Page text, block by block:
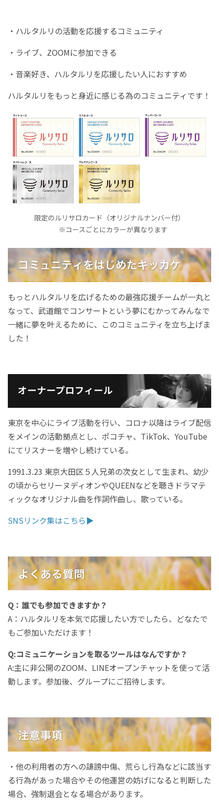
・ハルタルリの活動を応援するコミュニティ
・ライブ、ZOOMに参加できる
・音楽好き、ハルタルリを応援したい人におすすめ
ハルタルリをもっと身近に感じる為のコミュニティです！
限定のルリサロカード（オリジナルナンバー付）
※コースごとにカラーが異なります
もっとハルタルリを広げるための最強応援チームが一丸と
なって、武道館でコンサートという夢にむかってみんなで
一緒に夢を叶えるために、このコミュニティを立ち上げま
した！
東京を中心にライブ活動を行い、コロナ以降はライブ配信
をメインの活動拠点とし、ポコチャ、TikTok、YouTube
にてリスナーを増やし続けている。
1991.3.23 東京大田区５人兄弟の次女として生まれ、幼少
の頃からセリーヌディオンやQUEENなどを聴きドラマテ
ィックなオリジナル曲を作詞作曲し、歌っている。
SNSリンク集はこちら▶
Q：誰でも参加できますか？
A：ハルタルリを本気で応援したい方でしたら、どなたで
もご参加いただけます！
Q:コミュニケーションを取るツールはなんですか？
A:主に非公開のZOOM、LINEオープンチャットを使って活
動します。参加後、グループにご招待します。
・他の利用者の方への誹謗中傷、荒らし行為などに該当す
る行為があった場合やその他運営の妨げになると判断した
場合、強制退会となる場合があります。